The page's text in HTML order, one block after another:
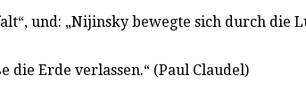
und: „Nijinsky bewegte sich durch die
die Erde verlassen.“ (Paul Claudel)